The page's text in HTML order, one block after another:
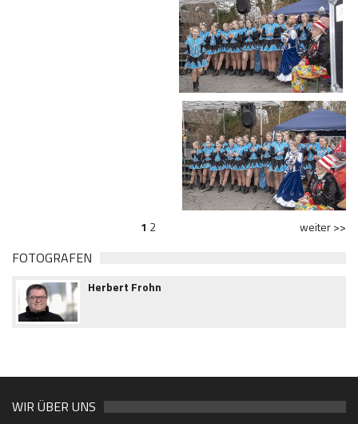
1 2 weiter >>
FOTOGRAFEN
Herbert Frohn
WIR ÜBER UNS